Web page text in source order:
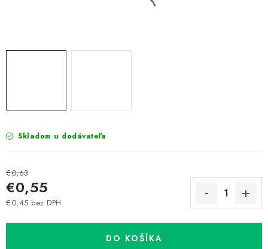
Obchodné podmienky
Skladom u dodávateľa
€0,63
€0,55
€0,45 bez DPH
DO KOŠÍKA